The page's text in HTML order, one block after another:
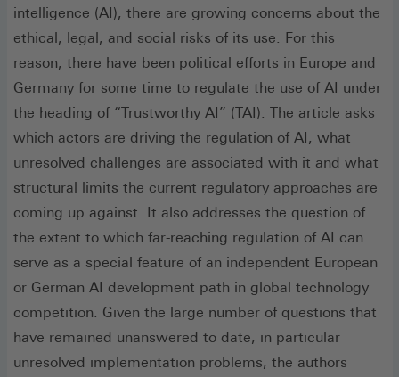
intelligence (AI), there are growing concerns about the
ethical, legal, and social risks of its use. For this
reason, there have been political efforts in Europe and
Germany for some time to regulate the use of AI under
the heading of “Trustworthy AI” (TAI). The article asks
which actors are driving the regulation of AI, what
unresolved challenges are associated with it and what
structural limits the current regulatory approaches are
coming up against. It also addresses the question of
the extent to which far-reaching regulation of AI can
serve as a special feature of an independent European
or German AI development path in global technology
competition. Given the large number of questions that
have remained unanswered to date, in particular
unresolved implementation problems, the authors